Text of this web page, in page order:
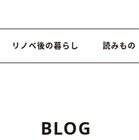
リノベ後の暮らし 読みもの
BLOG